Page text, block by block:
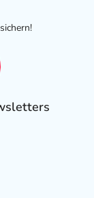
sichern!